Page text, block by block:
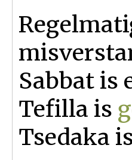
Sabbat is
Tefilla is
Tsedaka